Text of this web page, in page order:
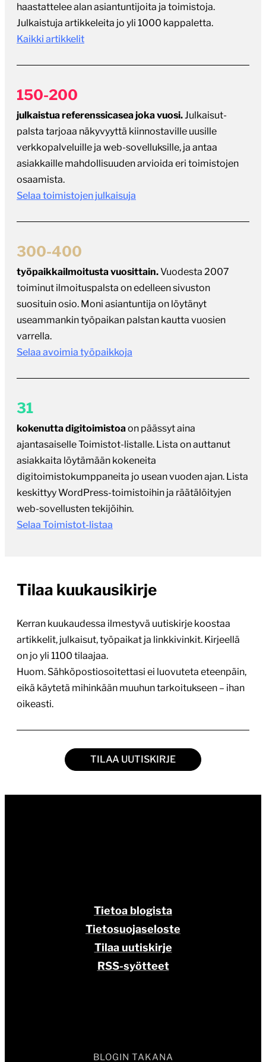
haastattelee alan asiantuntijoita ja toimistoja.
Julkaistuja artikkeleita jo yli 1000 kappaletta.
Kaikki artikkelit
150-200
julkaistua referenssicasea joka vuosi.Julkaisut-
palsta tarjoaa näkyvyyttä kiinnostaville uusille
verkkopalveluille ja web-sovelluksille, ja antaa
asiakkaille mahdollisuuden arvioida eri toimistojen
osaamista.
Selaa toimistojen julkaisuja
300-400
työpaikkailmoitusta vuosittain.Vuodesta 2007
toiminut ilmoituspalsta on edelleen sivuston
suosituin osio. Moni asiantuntija on löytänyt
useammankin työpaikan palstan kautta vuosien
varrella.
Selaa avoimia työpaikkoja
31
kokenutta digitoimistoaon päässyt aina
ajantasaiselle Toimistot-listalle. Lista on auttanut
asiakkaita löytämään kokeneita
digitoimistokumppaneita jo usean vuoden ajan. Lista
keskittyy WordPress-toimistoihin ja räätälöityjen
web-sovellusten tekijöihin.
Selaa Toimistot-listaa
Tilaa kuukausikirje
Kerran kuukaudessa ilmestyvä uutiskirje koostaa
artikkelit, julkaisut, työpaikat ja linkkivinkit. Kirjeellä
on jo yli 1100 tilaajaa.
Huom. Sähköpostiosoitettasi ei luovuteta eteenpäin,
eikä käytetä mihinkään muuhun tarkoitukseen – ihan
oikeasti.
TILAA UUTISKIRJE
BLOGIN TAKANA
Tietoa blogista
Tietosuojaseloste
Tilaa uutiskirje
RSS-syötteet